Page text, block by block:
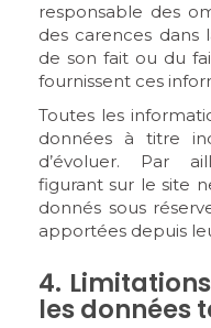
responsable des
des carences dans
de son fait ou du
fournissent ces
Toutes les
données à titre
d’évoluer. Par
figurant sur le site
donnés sous
apportées depuis
4.
les données